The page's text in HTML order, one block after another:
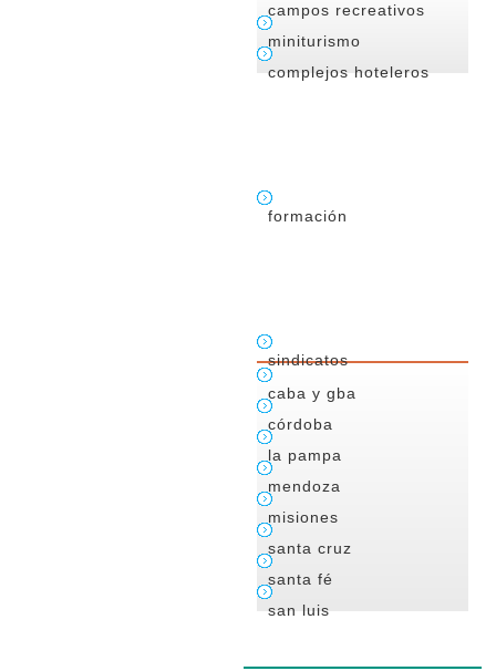
campos recreativos
miniturismo
complejos hoteleros
formación
sindicatos
caba y gba
córdoba
la pampa
mendoza
misiones
santa cruz
santa fé
san luis